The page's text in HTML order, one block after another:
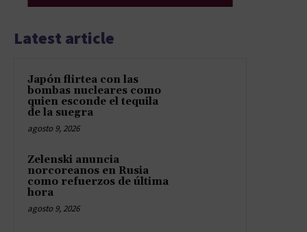
Latest article
Japón flirtea con las
bombas nucleares como
quien esconde el tequila
de la suegra
agosto 9, 2026
Zelenski anuncia
norcoreanos en Rusia
como refuerzos de última
hora
agosto 9, 2026